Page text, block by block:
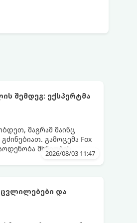
შემდეგ: ექსპერტმა
მაგრამ მაინც
გამოცემა Fox
მხნეობის
2026/08/03 11:47
ცვლილებები და